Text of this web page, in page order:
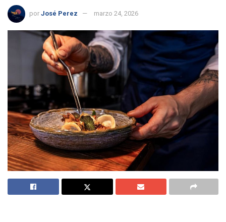
por José Perez marzo 24, 2026